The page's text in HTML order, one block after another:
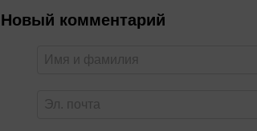
Новый комментарий